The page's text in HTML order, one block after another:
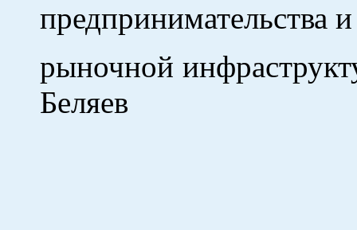
предпринимательства и
Беляев